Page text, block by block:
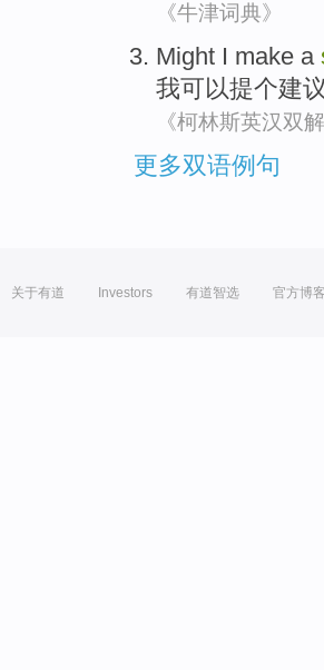
《牛津词典》
Might I make a
我可以提个建议
《柯林斯英汉双
更多双语例句
关于有道 Investors 有道智选 官方博客